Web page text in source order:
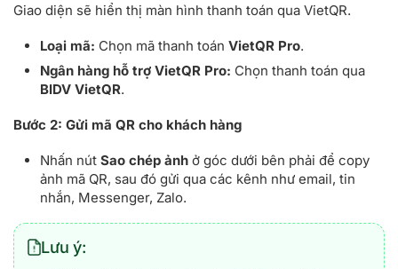
Giao diện sẽ hiển thị màn hình thanh toán qua VietQR.
Loại mã: Chọn mã thanh toán VietQR Pro.
Ngân hàng hỗ trợ VietQR Pro: Chọn thanh toán qua
BIDV VietQR.
Bước 2: Gửi mã QR cho khách hàng
Nhấn nút Sao chép ảnh ở góc dưới bên phải để copy
ảnh mã QR, sau đó gửi qua các kênh như email, tin
nhắn, Messenger, Zalo.
Lưu ý: